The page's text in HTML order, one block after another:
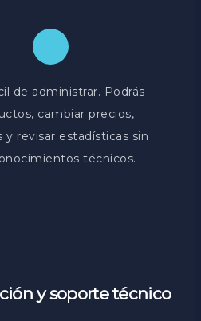
de administrar. Podrás
cambiar precios,
y revisar estadísticas sin
técnicos.
y soporte técnico